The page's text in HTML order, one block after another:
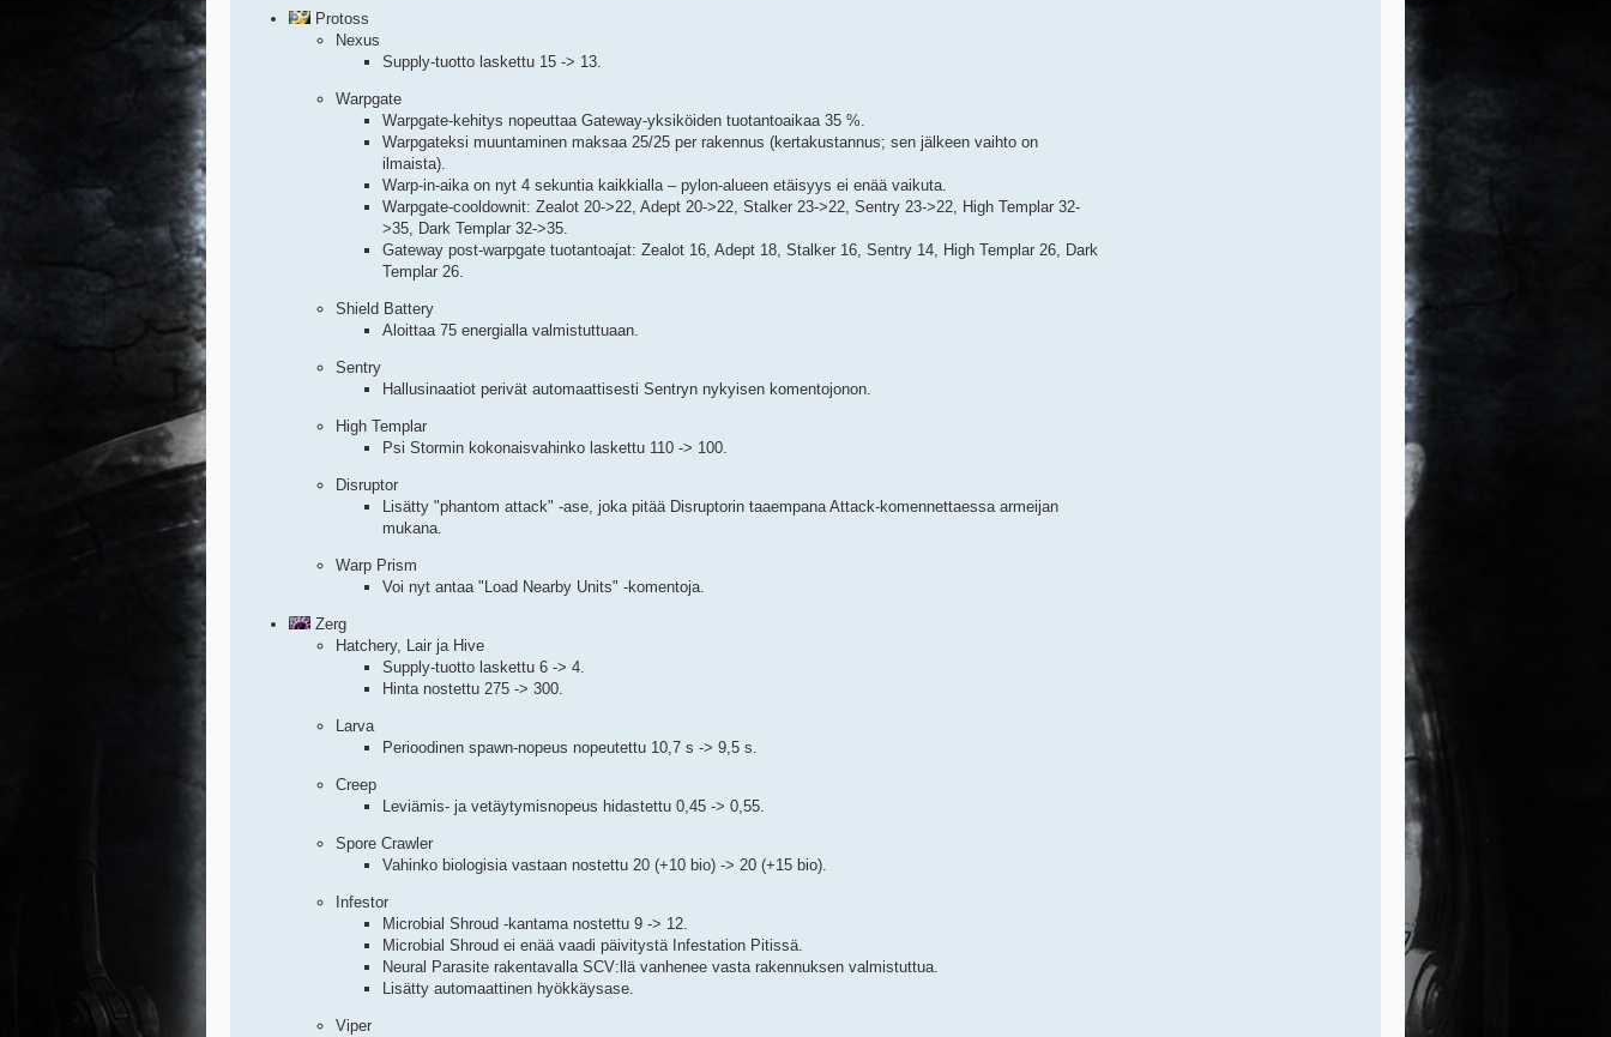
Protoss
Nexus
Supply-tuotto laskettu 15 -> 13.
Warpgate
Warpgate-kehitys nopeuttaa Gateway-yksiköiden tuotantoaikaa 35 %.
Warpgateksi muuntaminen maksaa 25/25 per rakennus (kertakustannus; sen jälkeen vaihto on
ilmaista).
Warp-in-aika on nyt 4 sekuntia kaikkialla – pylon-alueen etäisyys ei enää vaikuta.
Warpgate-cooldownit: Zealot 20->22, Adept 20->22, Stalker 23->22, Sentry 23->22, High Templar 32-
>35, Dark Templar 32->35.
Gateway post-warpgate tuotantoajat: Zealot 16, Adept 18, Stalker 16, Sentry 14, High Templar 26, Dark
Templar 26.
Shield Battery
Aloittaa 75 energialla valmistuttuaan.
Sentry
Hallusinaatiot perivät automaattisesti Sentryn nykyisen komentojonon.
High Templar
Psi Stormin kokonaisvahinko laskettu 110 -> 100.
Disruptor
Lisätty "phantom attack" -ase, joka pitää Disruptorin taaempana Attack-komennettaessa armeijan
mukana.
Warp Prism
Voi nyt antaa "Load Nearby Units" -komentoja.
Zerg
Hatchery, Lair ja Hive
Supply-tuotto laskettu 6 -> 4.
Hinta nostettu 275 -> 300.
Larva
Perioodinen spawn-nopeus nopeutettu 10,7 s -> 9,5 s.
Creep
Leviämis- ja vetäytymisnopeus hidastettu 0,45 -> 0,55.
Spore Crawler
Vahinko biologisia vastaan nostettu 20 (+10 bio) -> 20 (+15 bio).
Infestor
Microbial Shroud -kantama nostettu 9 -> 12.
Microbial Shroud ei enää vaadi päivitystä Infestation Pitissä.
Neural Parasite rakentavalla SCV:llä vanhenee vasta rakennuksen valmistuttua.
Lisätty automaattinen hyökkäysase.
Viper